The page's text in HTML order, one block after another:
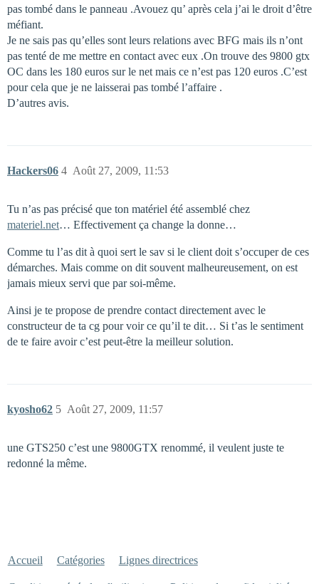
pas tombé dans le panneau .Avouez qu’ après cela j’ai le droit d’être
méfiant.
Je ne sais pas qu’elles sont leurs relations avec BFG mais ils n’ont
pas tenté de me mettre en contact avec eux .On trouve des 9800 gtx
OC dans les 180 euros sur le net mais ce n’est pas 120 euros .C’est
pour cela que je ne laisserai pas tombé l’affaire .
D’autres avis.
Hackers06 Août 27, 2009, 11:53
4
Tu n’as pas précisé que ton matériel été assemblé chez
materiel.net… Effectivement ça change la donne…
Comme tu l’as dit à quoi sert le sav si le client doit s’occuper de ces
démarches. Mais comme on dit souvent malheureusement, on est
jamais mieux servi que par soi-même.
Ainsi je te propose de prendre contact directement avec le
constructeur de ta cg pour voir ce qu’il te dit… Si t’as le sentiment
de te faire avoir c’est peut-être la meilleur solution.
kyosho62 Août 27, 2009, 11:57
5
une GTS250 c’est une 9800GTX renommé, il veulent juste te
redonné la même.
Accueil Catégories Lignes directrices